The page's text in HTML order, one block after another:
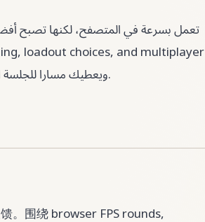
loadout choices, and multiplayer
map control، ويعطيك مسارا للجلسة الأولى وطريقة لمراجعة الأخطاء بعد كل محاولة.
。围绕 browser FPS rounds,